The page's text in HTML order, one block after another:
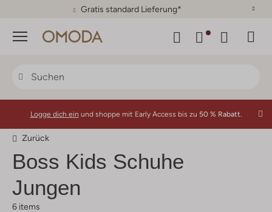
Gratis standard Lieferung*
Menü
Logge dich ein und shoppe mit Early Access bis zu 50 % Rabatt.
Zurück
Boss Kids Schuhe
Jungen
6 items